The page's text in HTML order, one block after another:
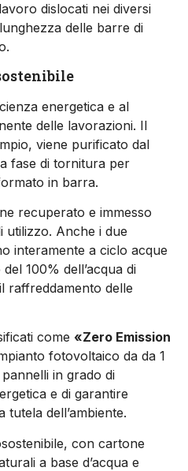
dislocati nei diversi
delle barre di
energetica e al
delle lavorazioni. Il
viene purificato dal
fase di tornitura per
in barra.
recuperato e immesso
utilizzo. Anche i due
interamente a ciclo acque
100% dell’acqua di
raffreddamento delle
come «Zero Emission
fotovoltaico da da 1
in grado di
e di garantire
dell’ambiente.
con cartone
a base d’acqua e